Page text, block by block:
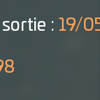
: 19/